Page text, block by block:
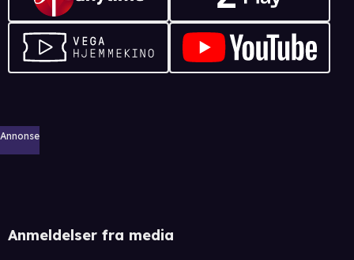
Annonse
Anmeldelser fra media